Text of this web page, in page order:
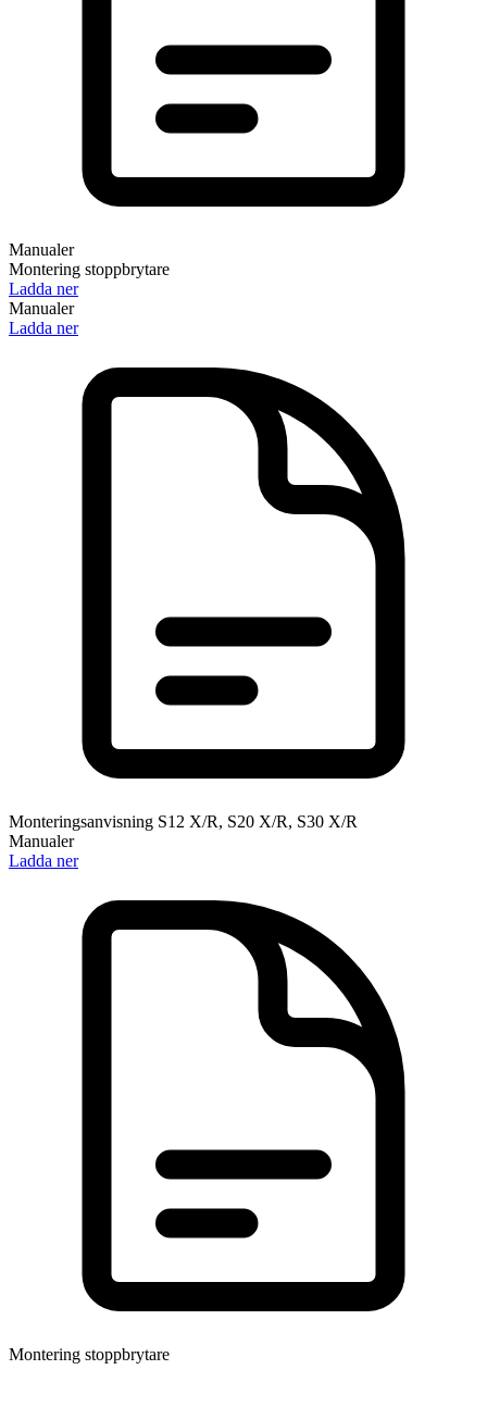
Manualer
Montering stoppbrytare
Ladda ner
Manualer
Ladda ner
Monteringsanvisning S12 X/R, S20 X/R, S30 X/R
Manualer
Ladda ner
Montering stoppbrytare